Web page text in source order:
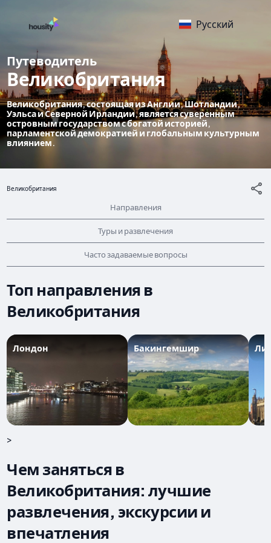
Русский
Путеводитель
Великобритания
Великобритания, состоящая из Англии, Шотландии,
Уэльса и Северной Ирландии, является суверенным
островным государством с богатой историей,
парламентской демократией и глобальным культурным
влиянием.
Великобритания
Направления
Туры и развлечения
Часто задаваемые вопросы
Топ направления в
Великобритания
Лондон Бакингемшир
>
Чем заняться в
Великобритания: лучшие
развлечения, экскурсии и
впечатления